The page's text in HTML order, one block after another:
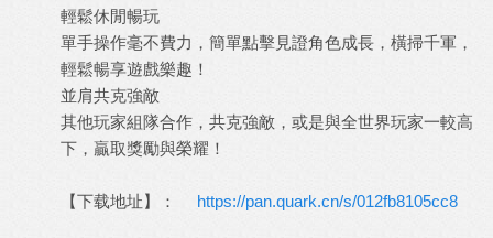
輕鬆休閒暢玩
單手操作毫不費力，簡單點擊見證角色成長，橫掃千軍，
輕鬆暢享遊戲樂趣！
並肩共克強敵
其他玩家組隊合作，共克強敵，或是與全世界玩家一較高
下，贏取獎勵與榮耀！
【下载地址】： https://pan.quark.cn/s/012fb8105cc8